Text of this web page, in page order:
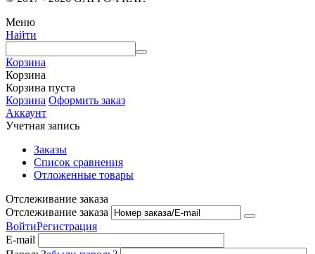
Меню
Найти
Корзина
Корзина
Корзина пуста
Корзина Оформить заказ
Аккаунт
Учетная запись
Заказы
Список сравнения
Отложенные товары
Отслеживание заказа
Отслеживание заказа
ВойтиРегистрация
E-mail